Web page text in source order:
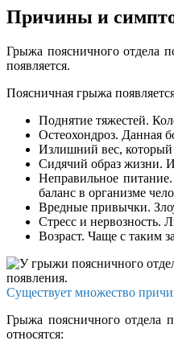
Причины и
Грыжа поясничного отдела
появляется.
Поясничная грыжа
Поднятие тяжестей.
Остеохондроз. Данная
Излишний вес, который
Сидячий образ жизни.
Неправильное
баланс в организме
Вредные привычки.
Стресс и нервозность.
Возраст. Чаще с таким
Существует множество
Грыжа поясничного отдела
относятся: